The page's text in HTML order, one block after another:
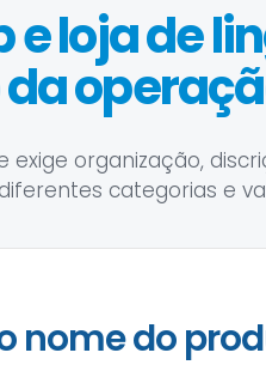
loja de
exige organização,
categorias e
nome do